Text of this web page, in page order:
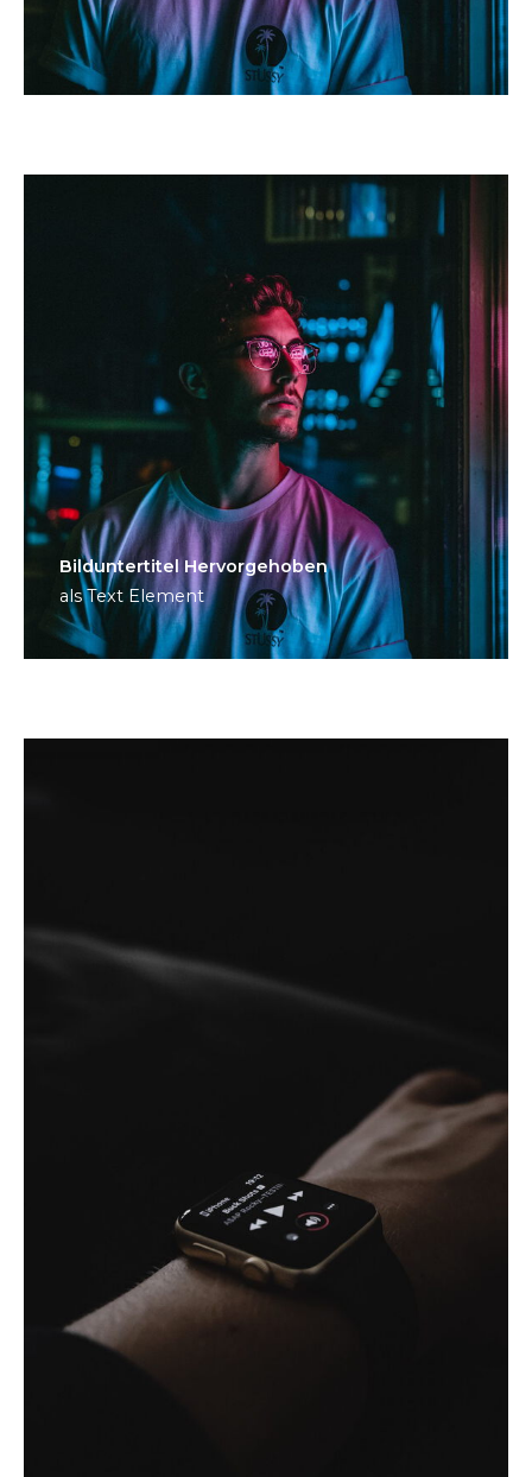
Bild­unter­titel Hervorgehoben
als Text Element